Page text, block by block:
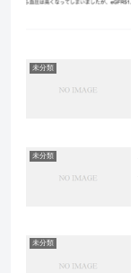
未分類
未分類
未分類